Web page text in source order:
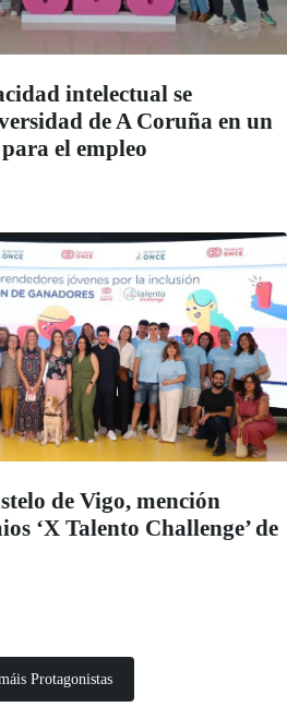
intelectual se
de A Coruña en un
el empleo
de Vigo, mención
‘X Talento Challenge’ de
Protagonistas